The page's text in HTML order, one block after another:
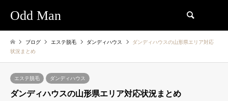
Odd Man
ブログ エステ脱毛 ダンディハウス
ダンディハウスの山形県エリア対応
状況まとめ
エステ脱毛 ダンディハウス
ダンディハウスの山形県エリア対応状況まとめ